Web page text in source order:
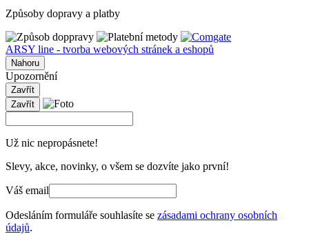
Způsoby dopravy a platby
ARSY line - tvorba webových stránek a eshopů
Nahoru
Upozornění
Zavřít
Zavřít
Už nic nepropásnete!
Slevy, akce, novinky, o všem se dozvíte jako první!
Váš email
Odesláním formuláře souhlasíte se zásadami ochrany osobních
údajů.